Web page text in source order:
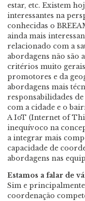
estar, etc. Existem
interessantes na
conhecidas o
ainda mais
relacionado com a
abordagens não são
critérios muito
promotores e da
abordagens mais
responsabilidades
com a cidade e o
A IoT (Internet of
inequívoco na
a integrar mais
capacidade de
abordagens nas
Estamos a falar de
Sim e
coordenação